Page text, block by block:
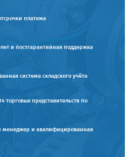
платежа
и постгарантийная поддержка
система складского учёта
торговых представительств по
менеджер и квалифицированная